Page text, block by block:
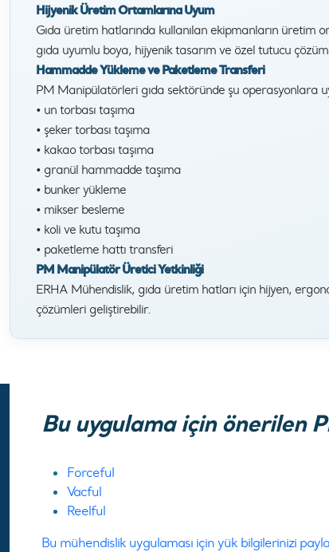
Hijyenik Üretim Ortamlarına Uyum
Gıda üretim hatlarında kullanılan ekipmanların üretim
gıda uyumlu boya, hijyenik tasarım ve özel tutucu
Hammadde Yükleme ve Paketleme Transferi
PM Manipülatörleri gıda sektöründe şu operasyonlara
• un torbası taşıma
• şeker torbası taşıma
• kakao torbası taşıma
• granül hammadde taşıma
• bunker yükleme
• mikser besleme
• koli ve kutu taşıma
• paketleme hattı transferi
PM Manipülatör Üretici Yetkinliği
ERHA Mühendislik, gıda üretim hatları için hijyen,
çözümleri geliştirebilir.
Bu uygulama için önerilen
Forceful
Vacful
Reelful
Bu mühendislik uygulaması için yük bilgilerinizi